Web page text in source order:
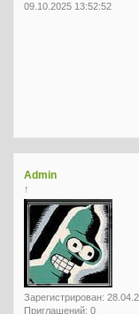
09.10.2025 13:52:52
Admin
↑
Зарегистрирован:
Приглашений: 0